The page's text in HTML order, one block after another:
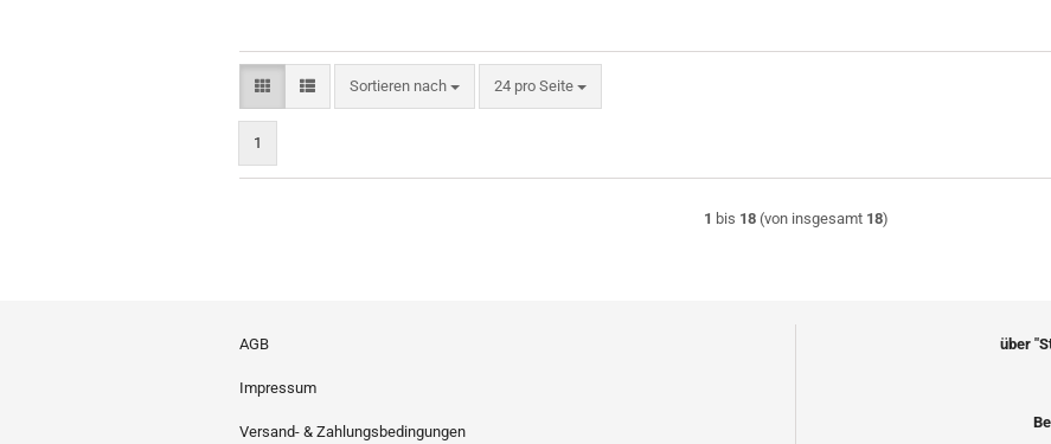
Sortieren nach
Sortieren nach 24 pro Seite
pro Seite
1
1 bis 18 (von insgesamt 18)
AGB
Impressum
Versand- & Zahlungsbedingungen
über